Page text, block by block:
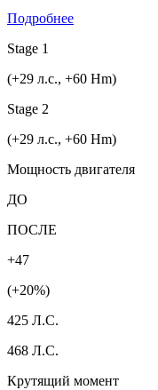
Подробнее
Stage 1
(+29 л.с., +60 Hm)
Stage 2
(+29 л.с., +60 Hm)
Мощность двигателя
ДО
ПОСЛЕ
+47
(+20%)
425 Л.С.
468 Л.С.
Крутящий момент